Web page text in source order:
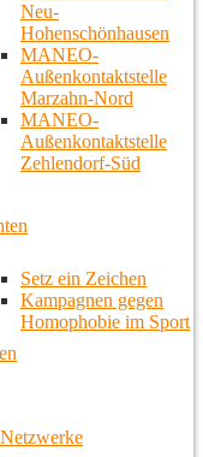
Neu-
Hohenschönhausen
MANEO-
Außenkontaktstelle
Marzahn-Nord
MANEO-
Außenkontaktstelle
Zehlendorf-Süd
Setz ein Zeichen
Kampagnen gegen
Homophobie im Sport